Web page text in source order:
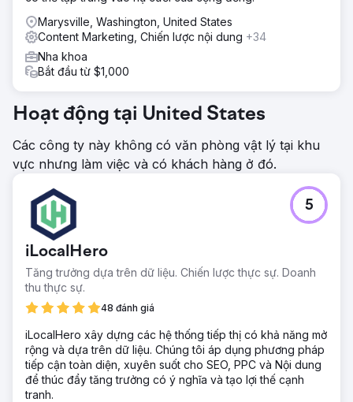
Marysville, Washington, United States
Content Marketing, Chiến lược nội dung +34
Nha khoa
Bắt đầu từ $1,000
Hoạt động tại United States
Các công ty này không có văn phòng vật lý tại khu
vực nhưng làm việc và có khách hàng ở đó.
iLocalHero
Tăng trưởng dựa trên dữ liệu. Chiến lược thực sự. Doanh
thu thực sự.
48 đánh giá
5
iLocalHero xây dựng các hệ thống tiếp thị có khả năng mở
rộng và dựa trên dữ liệu. Chúng tôi áp dụng phương pháp
tiếp cận toàn diện, xuyên suốt cho SEO, PPC và Nội dung
để thúc đẩy tăng trưởng có ý nghĩa và tạo lợi thế cạnh
tranh.